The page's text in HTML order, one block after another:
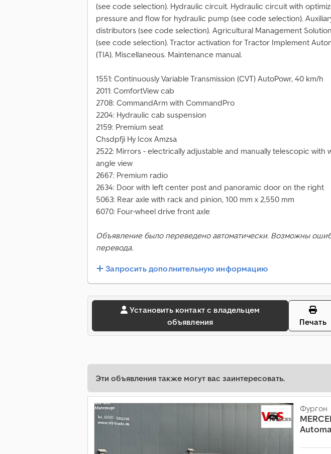
(see code selection). Hydraulic circuit. Hydraulic circuit with
pressure and flow for hydraulic pump (see code selection).
distributors (see code selection). Agricultural Management
(see code selection). Tractor activation for Tractor Implement
(TIA). Miscellaneous. Maintenance manual.
1551: Continuously Variable Transmission (CVT) AutoPowr, 40 km/h
2011: ComfortView cab
2708: CommandArm with CommandPro
2204: Hydraulic cab suspension
2159: Premium seat
Chsdpfji Hy Icox Amzsa
2522: Mirrors - electrically adjustable and manually telescopic with
angle view
2667: Premium radio
2634: Door with left center post and panoramic door on the right
5063: Rear axle with rack and pinion, 100 mm x 2,550 mm
6070: Four-wheel drive front axle
Объявление было переведено автоматически. Возможны
перевода.
Запросить дополнительную информацию
Установить контакт с владельцем
объявления
Печать
Эти объявления также могут вас заинтересовать.
Фургон